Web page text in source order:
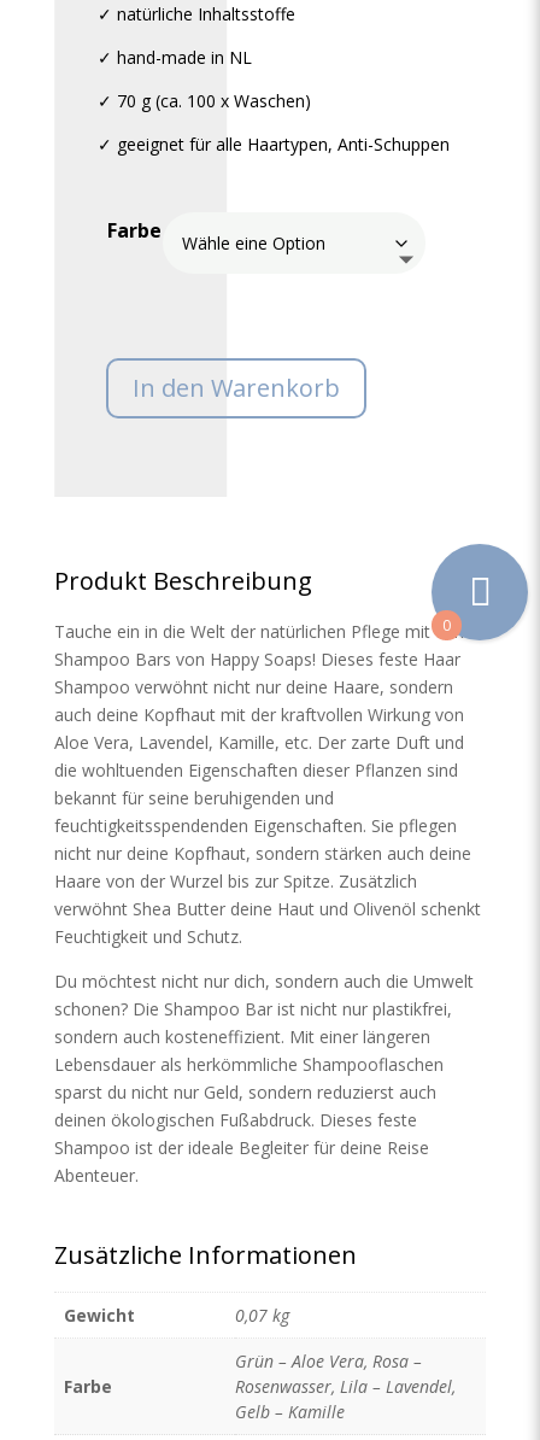
✓ natürliche Inhaltsstoffe
✓ hand-made in NL
✓ 70 g (ca. 100 x Waschen)
✓ geeignet für alle Haartypen, Anti-Schuppen
Farbe
In den Warenkorb
Produkt Beschreibung
Tauche ein in die Welt der natürlichen Pflege mit den
Shampoo Bars von Happy Soaps! Dieses feste Haar
Shampoo verwöhnt nicht nur deine Haare, sondern
auch deine Kopfhaut mit der kraftvollen Wirkung von
Aloe Vera, Lavendel, Kamille, etc. Der zarte Duft und
die wohltuenden Eigenschaften dieser Pflanzen sind
bekannt für seine beruhigenden und
feuchtigkeitsspendenden Eigenschaften. Sie pflegen
nicht nur deine Kopfhaut, sondern stärken auch deine
Haare von der Wurzel bis zur Spitze. Zusätzlich
verwöhnt Shea Butter deine Haut und Olivenöl schenkt
Feuchtigkeit und Schutz.
Du möchtest nicht nur dich, sondern auch die Umwelt
schonen? Die Shampoo Bar ist nicht nur plastikfrei,
sondern auch kosteneffizient. Mit einer längeren
Lebensdauer als herkömmliche Shampooflaschen
sparst du nicht nur Geld, sondern reduzierst auch
deinen ökologischen Fußabdruck. Dieses feste
Shampoo ist der ideale Begleiter für deine Reise
Abenteuer.
Zusätzliche Informationen
Gewicht 0,07 kg
Farbe
Grün – Aloe Vera, Rosa –
Rosenwasser, Lila – Lavendel,
Gelb – Kamille
0